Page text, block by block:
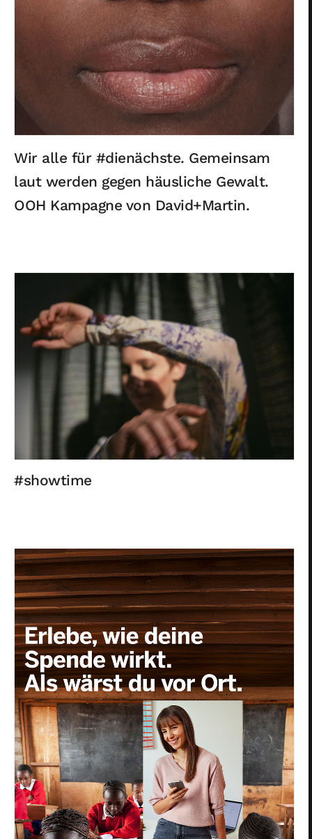
Wir alle für #dienächste. Gemeinsam
laut werden gegen häusliche Gewalt.
OOH Kampagne von David+Martin.
#showtime